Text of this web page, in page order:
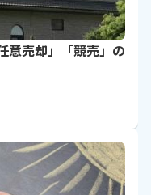
意売却」「競売」の